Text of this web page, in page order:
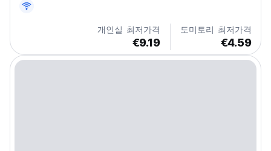
restaurant, this heritage backpacker hostel promises a
unique blend of comfort and adventure. Discover...
개인실 최저가격
€9.19
도미토리 최저가격
€4.59